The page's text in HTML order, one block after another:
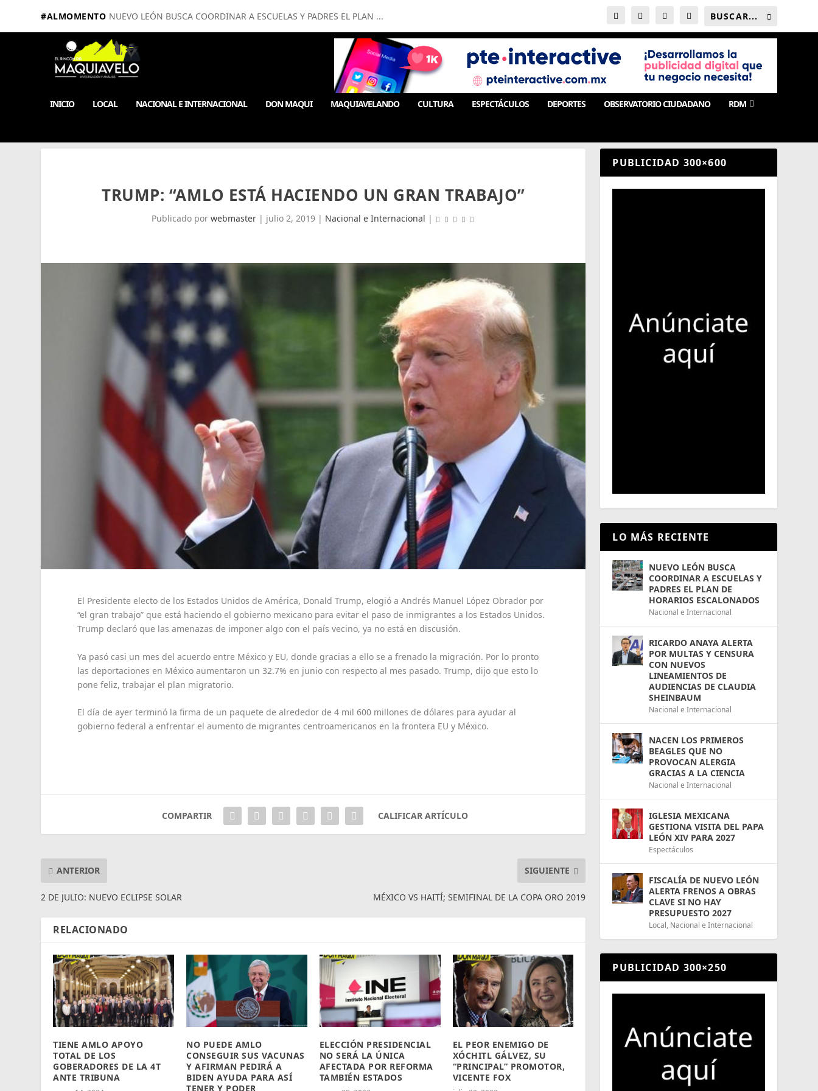
#ALMOMENTO NUEVO LEÓN BUSCA COORDINAR A ESCUELAS Y PADRES EL PLAN ...
INICIO LOCAL NACIONAL E INTERNACIONAL DON MAQUI MAQUIAVELANDO CULTURA ESPECTÁCULOS DEPORTES OBSERVATORIO CIUDADANO RDM
TRUMP: “AMLO ESTÁ HACIENDO UN GRAN TRABAJO”
Publicado por webmaster| julio 2, 2019| Nacional e Internacional |
El Presidente electo de los Estados Unidos de América, Donald Trump, elogió a Andrés Manuel López Obrador por
“el gran trabajo” que está haciendo el gobierno mexicano para evitar el paso de inmigrantes a los Estados Unidos.
Trump declaró que las amenazas de imponer algo con el país vecino, ya no está en discusión.
Ya pasó casi un mes del acuerdo entre México y EU, donde gracias a ello se a frenado la migración. Por lo pronto
las deportaciones en México aumentaron un 32.7% en junio con respecto al mes pasado. Trump, dijo que esto lo
pone feliz, trabajar el plan migratorio.
El día de ayer terminó la firma de un paquete de alrededor de 4 mil 600 millones de dólares para ayudar al
gobierno federal a enfrentar el aumento de migrantes centroamericanos en la frontera EU y México.
COMPARTIR CALIFICAR ARTÍCULO
ANTERIOR
2 DE JULIO: NUEVO ECLIPSE SOLAR
SIGUIENTE
MÉXICO VS HAITÍ; SEMIFINAL DE LA COPA ORO 2019
RELACIONADO
TIENE AMLO APOYO
TOTAL DE LOS
GOBERADORES DE LA 4T
ANTE TRIBUNA
NO PUEDE AMLO
CONSEGUIR SUS VACUNAS
Y AFIRMAN PEDIRÁ A
BIDEN AYUDA PARA ASÍ
TENER Y PODER
ELECCIÓN PRESIDENCIAL
NO SERÁ LA ÚNICA
AFECTADA POR REFORMA
TAMBIÉN ESTADOS
EL PEOR ENEMIGO DE
XÓCHITL GÁLVEZ, SU
“PRINCIPAL” PROMOTOR,
VICENTE FOX
PUBLICIDAD 300×600
LO MÁS RECIENTE
NUEVO LEÓN BUSCA
COORDINAR A ESCUELAS Y
PADRES EL PLAN DE
HORARIOS ESCALONADOS
Nacional e Internacional
RICARDO ANAYA ALERTA
POR MULTAS Y CENSURA
CON NUEVOS
LINEAMIENTOS DE
AUDIENCIAS DE CLAUDIA
SHEINBAUM
Nacional e Internacional
NACEN LOS PRIMEROS
BEAGLES QUE NO
PROVOCAN ALERGIA
GRACIAS A LA CIENCIA
Nacional e Internacional
IGLESIA MEXICANA
GESTIONA VISITA DEL PAPA
LEÓN XIV PARA 2027
Espectáculos
FISCALÍA DE NUEVO LEÓN
ALERTA FRENOS A OBRAS
CLAVE SI NO HAY
PRESUPUESTO 2027
Local, Nacional e Internacional
PUBLICIDAD 300×250